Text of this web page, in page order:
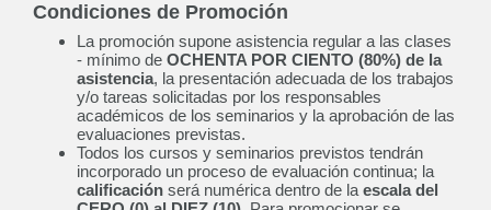
Condiciones de Promoción
La promoción supone asistencia regular a las clases
- mínimo de OCHENTA POR CIENTO (80%) de la
asistencia, la presentación adecuada de los trabajos
y/o tareas solicitadas por los responsables
académicos de los seminarios y la aprobación de las
evaluaciones previstas.
Todos los cursos y seminarios previstos tendrán
incorporado un proceso de evaluación continua; la
calificación será numérica dentro de la escala del
Licenciatura en Administración
Rural
Próximamente